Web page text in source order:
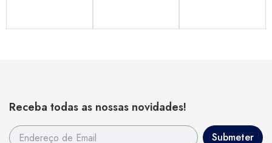
Receba todas as nossas novidades!